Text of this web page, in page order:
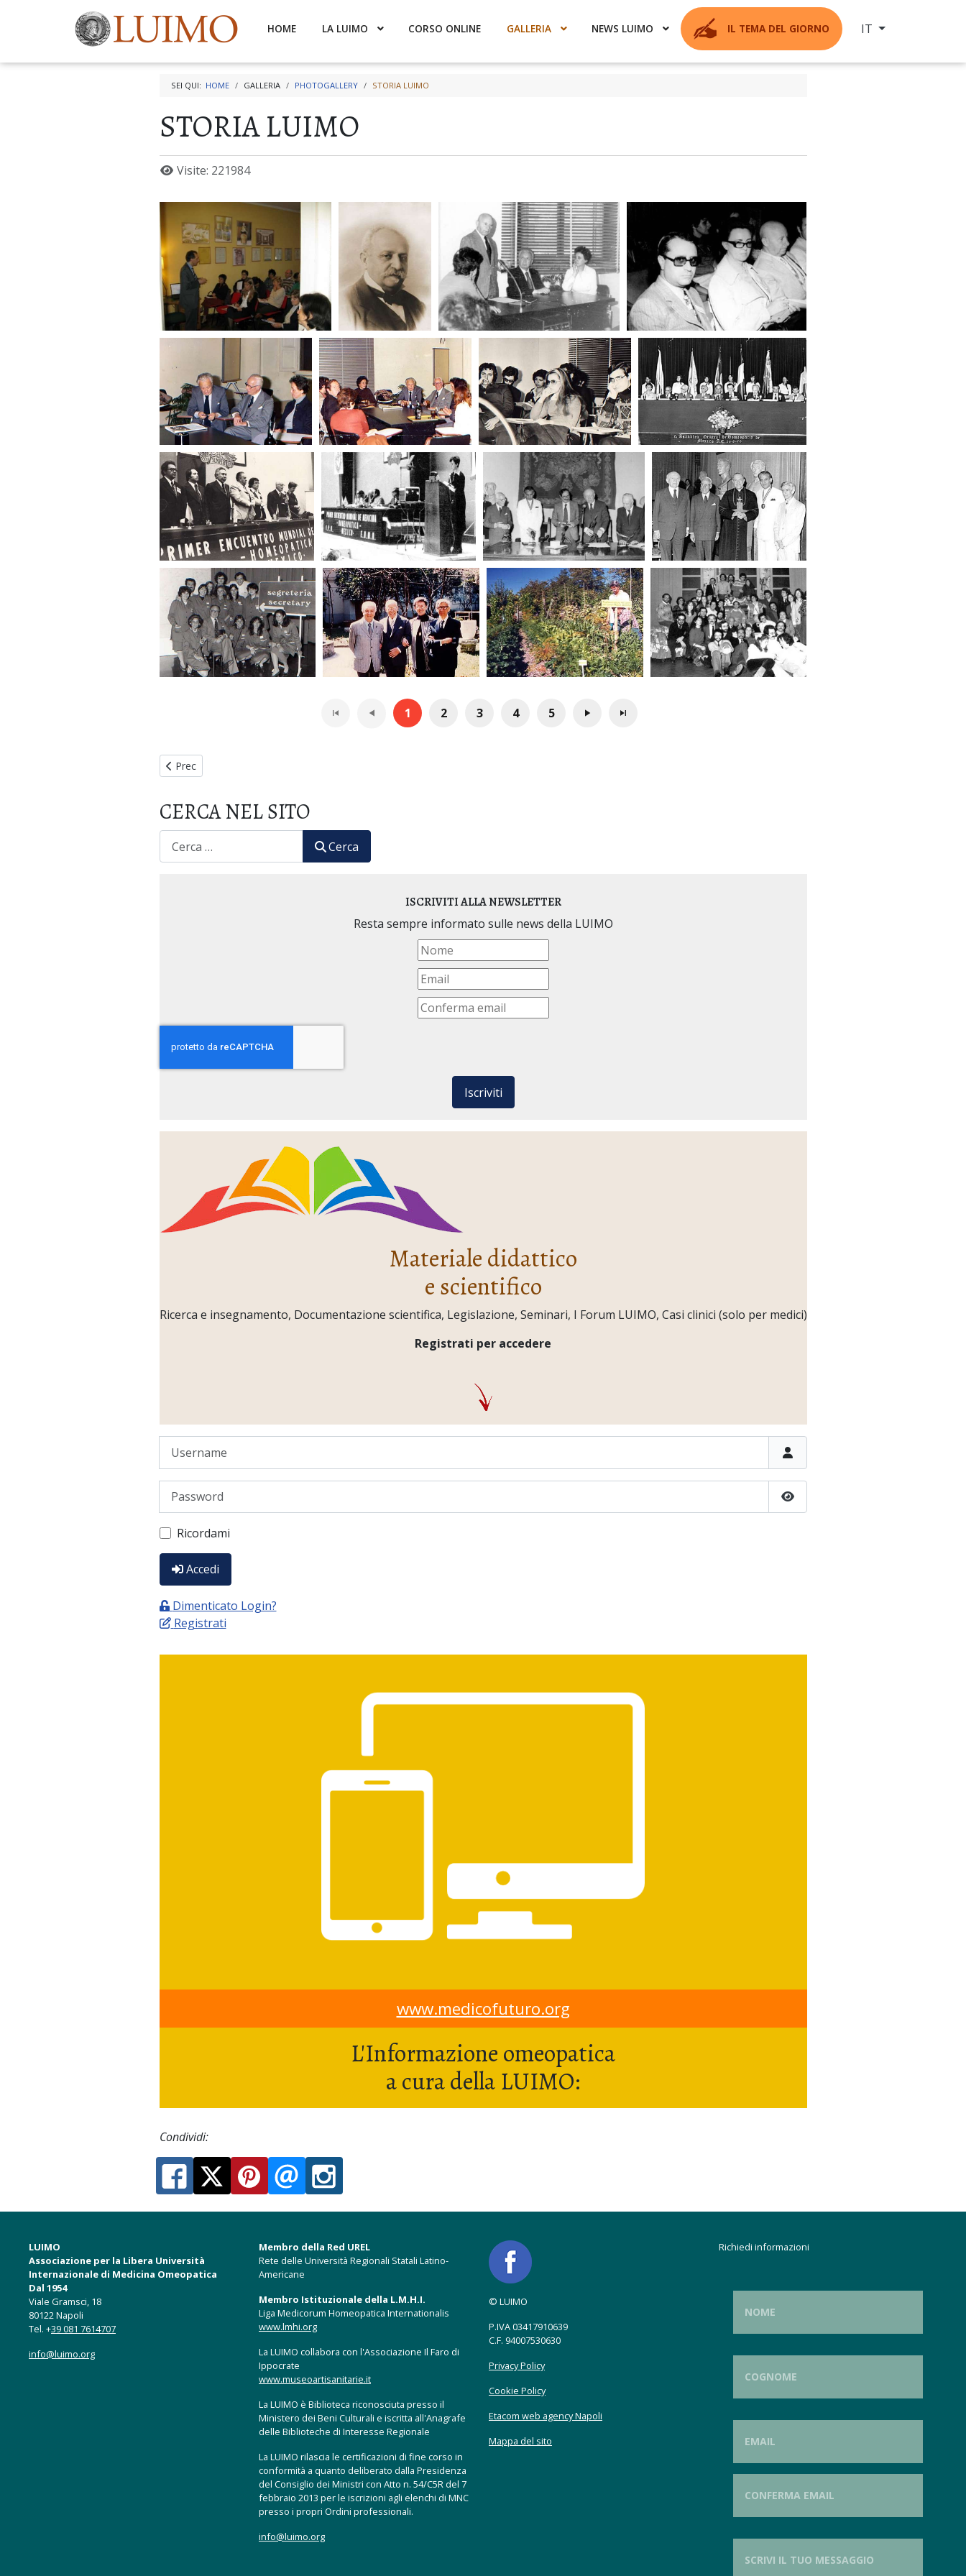
HOME LA LUIMO CORSO ONLINE GALLERIA NEWS LUIMO IL TEMA DEL GIORNO Seleziona la tua
IT
SEI QUI: HOME GALLERIA PHOTOGALLERY STORIA LUIMO
STORIA LUIMO
Visite: 221984
1 2 3 4 5
Articolo precedente: XXVIII Seminario Internazionale di Medicina Omeopatica
Prec
CERCA NEL SITO
Cerca
ISCRIVITI ALLA NEWSLETTER
Resta sempre informato sulle news della LUIMO
Iscriviti
Materiale didattico
e scientifico
Ricerca e insegnamento, Documentazione scientifica, Legislazione, Seminari, I Forum LUIMO, Casi clinici (solo per medici)
Registrati per accedere
Username
Password
Show Password
Ricordami
Accedi
Dimenticato Login?
Registrati
www.medicofuturo.org
L'Informazione omeopatica
a cura della LUIMO:
Condividi:
LUIMO
Associazione per la Libera Università
Internazionale di Medicina Omeopatica
Dal 1954
Viale Gramsci, 18
80122 Napoli
Tel. +39 081 7614707
info@luimo.org
Membro della Red UREL
Rete delle Università Regionali Statali Latino-
Americane
Membro Istituzionale della L.M.H.I.
Liga Medicorum Homeopatica Internationalis
www.lmhi.org
La LUIMO collabora con l'Associazione Il Faro di
Ippocrate
www.museoartisanitarie.it
La LUIMO è Biblioteca riconosciuta presso il
Ministero dei Beni Culturali e iscritta all'Anagrafe
delle Biblioteche di Interesse Regionale
La LUIMO rilascia le certificazioni di fine corso in
conformità a quanto deliberato dalla Presidenza
del Consiglio dei Ministri con Atto n. 54/C5R del 7
febbraio 2013 per le iscrizioni agli elenchi di MNC
presso i propri Ordini professionali.
info@luimo.org
© LUIMO
P.IVA 03417910639
C.F. 94007530630
Privacy Policy
Cookie Policy
Etacom web agency Napoli
Mappa del sito
Richiedi informazioni